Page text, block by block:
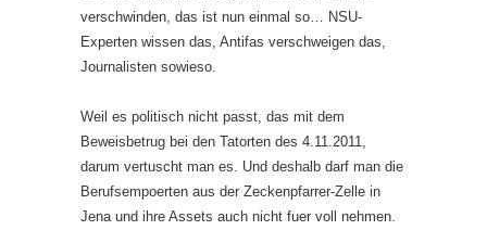
verschwinden, das ist nun einmal so… NSU-
Experten wissen das, Antifas verschweigen das,
Journalisten sowieso.
Weil es politisch nicht passt, das mit dem
Beweisbetrug bei den Tatorten des 4.11.2011,
darum vertuscht man es. Und deshalb darf man die
Berufsempoerten aus der Zeckenpfarrer-Zelle in
Jena und ihre Assets auch nicht fuer voll nehmen.